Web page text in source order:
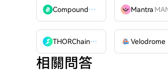
Compound
COMP Mantra
THORChain
RUNE
相關問答